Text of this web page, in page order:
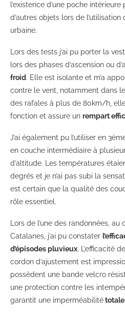
l’existence d’une poche
d’autres objets lors de
urbaine.
Lors des tests j’ai pu porter la
lors des phases d’ascension ou
froid. Elle est isolante et m’a
contre le vent, notamment dans
des rafales à plus de 80km/h,
fonction et assure un rempart
J’ai également pu l’utiliser en
en couche intermédiaire à
d’altitude. Les températures
degrés et je n’ai pas subi la
est certain que la qualité des
rôle essentiel.
Lors de l’une des randonnées,
Catalanes, j’ai pu constater
d’épisodes pluvieux. L’efficacité
cordon d’ajustement est
possèdent une bande velcro
une protection contre les
garantit une imperméabilitétotale